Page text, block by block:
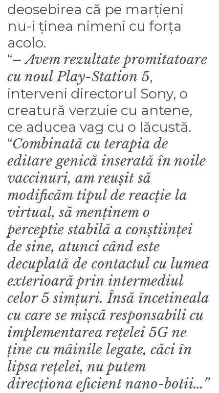
deosebirea că pe marțieni
nu-i ținea nimeni cu forța
acolo.
“– Avem rezultate promitatoare
cu noul Play-Station 5,
interveni directorul Sony, o
creatură verzuie cu antene,
ce aducea vag cu o lăcustă.
“Combinată cu terapia de
editare genică inserată în noile
vaccinuri, am reușit să
modificăm tipul de reacție la
virtual, să menținem o
perceptie stabilă a conștiinței
de sine, atunci când este
decuplată de contactul cu lumea
exterioară prin intermediul
celor 5 simțuri. Însă încetineala
cu care se mișcă responsabili cu
implementarea rețelei 5G ne
ține cu mâinile legate, căci în
lipsa rețelei, nu putem
direcționa eficient nano-botii…”